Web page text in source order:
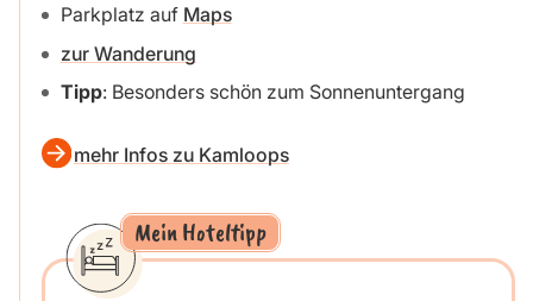
Parkplatz auf Maps
zur Wanderung
Tipp: Besonders schön zum Sonnenuntergang
mehr Infos zu Kamloops
Mein Hoteltipp